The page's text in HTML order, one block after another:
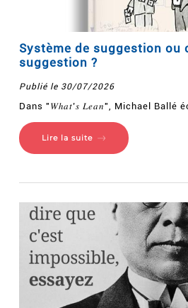
Système de suggestion ou
suggestion ?
Publié le 30/07/2026
Dans "𝑊ℎ𝑎𝑡’𝑠 𝐿𝑒𝑎𝑛", Michael Ballé
Lire la suite